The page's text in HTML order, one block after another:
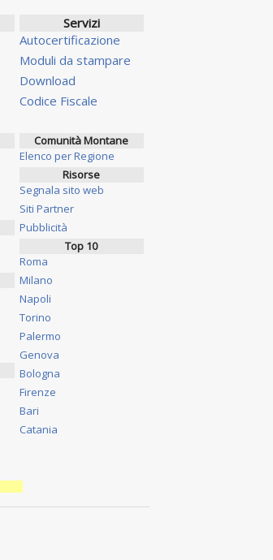
Servizi
Autocertificazione
Moduli da stampare
Download
Codice Fiscale
Comunità Montane
Elenco per Regione
Risorse
Segnala sito web
Siti Partner
Pubblicità
Top 10
Roma
Milano
Napoli
Torino
Palermo
Genova
Bologna
Firenze
Bari
Catania